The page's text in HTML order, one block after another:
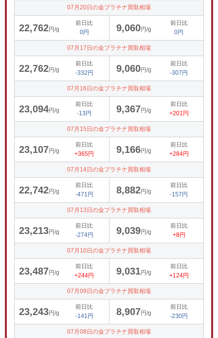
07月20日の金プラチナ買取相場
22,762円/g
前日比
0円
9,060円/g
前日比
0円
07月17日の金プラチナ買取相場
22,762円/g
前日比
-332円
9,060円/g
前日比
-307円
07月16日の金プラチナ買取相場
23,094円/g
前日比
-13円
9,367円/g
前日比
+201円
07月15日の金プラチナ買取相場
23,107円/g
前日比
+365円
9,166円/g
前日比
+284円
07月14日の金プラチナ買取相場
22,742円/g
前日比
-471円
8,882円/g
前日比
-157円
07月13日の金プラチナ買取相場
23,213円/g
前日比
-274円
9,039円/g
前日比
+8円
07月10日の金プラチナ買取相場
23,487円/g
前日比
+244円
9,031円/g
前日比
+124円
07月09日の金プラチナ買取相場
23,243円/g
前日比
-141円
8,907円/g
前日比
-230円
07月08日の金プラチナ買取相場